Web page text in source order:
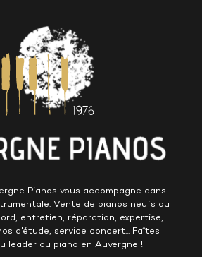
Pianos vous accompagne dans
Vente de pianos neufs ou
entretien, réparation, expertise,
d'étude, service concert... Faîtes
leader du piano en Auvergne !